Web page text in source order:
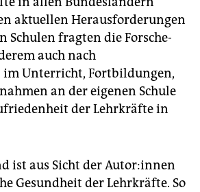
aktuellen Herausforderungen
Schulen fragten die For­sche­
auch nach
im Unterricht, Fortbildungen,
an der eigenen Schule
der Lehrkräfte in
ist aus Sicht der Au­to­r:in­nen
Gesundheit der Lehrkräfte. So